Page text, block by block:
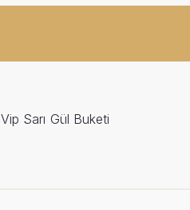
Vip Sarı Gül Buketi